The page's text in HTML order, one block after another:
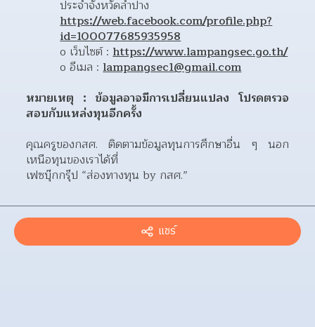
https://web.facebook.com/profile.php?
id=100077685935958
o เว็บไซต์ : https://www.lampangsec.go.th/
o อีเมล : lampangsec1@gmail.com
หมายเหตุ : ข้อมูลอาจมีการเปลี่ยนแปลง โปรดตรวจ
สอบกับแหล่งทุนอีกครั้ง
คุณครูของกสศ. ติดตามข้อมูลทุนการศึกษาอื่น ๆ นอก
เหนือทุนของเราได้ที่
เฟซบุ๊กกรุ๊ป “ส่องทางทุน by กสศ.”
แชร์